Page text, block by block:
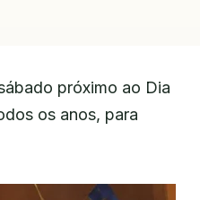
próximo ao Dia
os anos, para